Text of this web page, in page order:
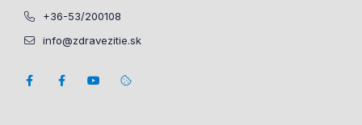
+36-53/200108
info@zdravezitie.sk